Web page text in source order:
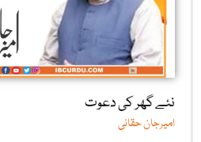
نئے گھر کی دعوت
امیرجان حقانی